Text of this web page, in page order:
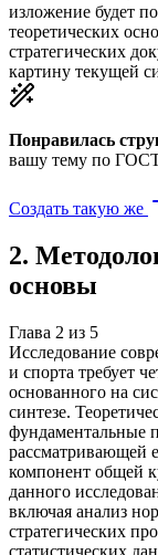
изложение будет
теоретических
стратегических
картину текущей
Понравилась
вашу тему по
Создать такую же
2.
основы
Глава 2 из 5
Исследование
и спорта требует
основанного на
синтезе.
фундаментальные
рассматривающей
компонент общей
данного
включая анализ
стратегических
статистических